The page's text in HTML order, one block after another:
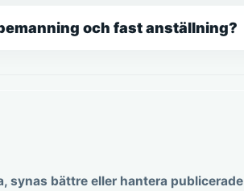
och fast anställning?
synas bättre eller hantera publicerade